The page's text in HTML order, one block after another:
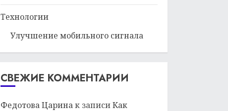
Технологии
Улучшение мобильного сигнала
СВЕЖИЕ КОММЕНТАРИИ
Федотова Царинак записиКак